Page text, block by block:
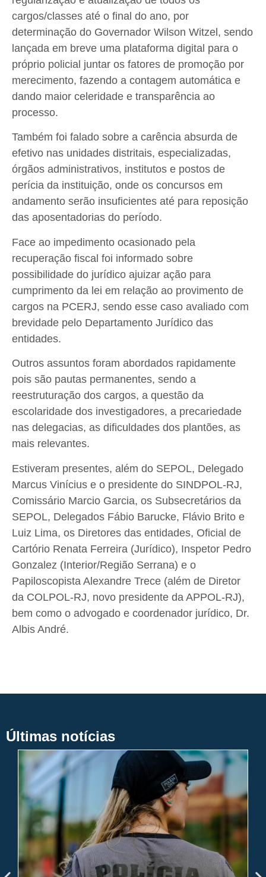
cargos/classes até o final do ano, por
determinação do Governador Wilson Witzel, sendo
lançada em breve uma plataforma digital para o
próprio policial juntar os fatores de promoção por
merecimento, fazendo a contagem automática e
dando maior celeridade e transparência ao
processo.
Também foi falado sobre a carência absurda de
efetivo nas unidades distritais, especializadas,
órgãos administrativos, institutos e postos de
perícia da instituição, onde os concursos em
andamento serão insuficientes até para reposição
das aposentadorias do período.
Face ao impedimento ocasionado pela
recuperação fiscal foi informado sobre
possibilidade do jurídico ajuizar ação para
cumprimento da lei em relação ao provimento de
cargos na PCERJ, sendo esse caso avaliado com
brevidade pelo Departamento Jurídico das
entidades.
Outros assuntos foram abordados rapidamente
pois são pautas permanentes, sendo a
reestruturação dos cargos, a questão da
escolaridade dos investigadores, a precariedade
nas delegacias, as dificuldades dos plantões, as
mais relevantes.
Estiveram presentes, além do SEPOL, Delegado
Marcus Vinícius e o presidente do SINDPOL-RJ,
Comissário Marcio Garcia, os Subsecretários da
SEPOL, Delegados Fábio Barucke, Flávio Brito e
Luiz Lima, os Diretores das entidades, Oficial de
Cartório Renata Ferreira (Jurídico), Inspetor Pedro
Gonzalez (Interior/Região Serrana) e o
Papiloscopista Alexandre Trece (além de Diretor
da COLPOL-RJ, novo presidente da APPOL-RJ),
bem como o advogado e coordenador jurídico, Dr.
Albis André.
Últimas notícias